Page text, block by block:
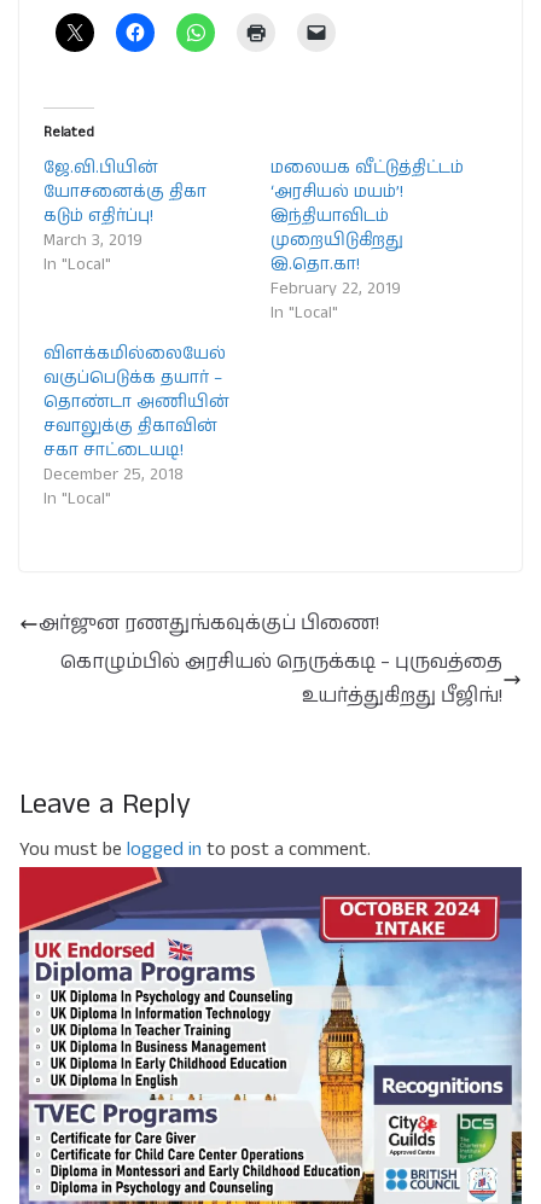
Related
ஜே.வி.பியின்
யோசனைக்கு திகா
கடும் எதிர்ப்பு!
March 3, 2019
In "Local"
மலையக வீட்டுத்திட்டம்
‘அரசியல் மயம்’!
இந்தியாவிடம்
முறையிடுகிறது
இ.தொ.கா!
February 22, 2019
In "Local"
விளக்கமில்லையேல்
வகுப்பெடுக்க தயார் –
தொண்டா அணியின்
சவாலுக்கு திகாவின்
சகா சாட்டையடி!
December 25, 2018
In "Local"
அர்ஜுன ரணதுங்கவுக்குப் பிணை!
கொழும்பில் அரசியல் நெருக்கடி – புருவத்தை
உயர்த்துகிறது பீஜிங்!
Leave a Reply
You must be logged in to post a comment.